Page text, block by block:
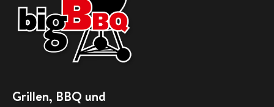
Grillen, BBQ und